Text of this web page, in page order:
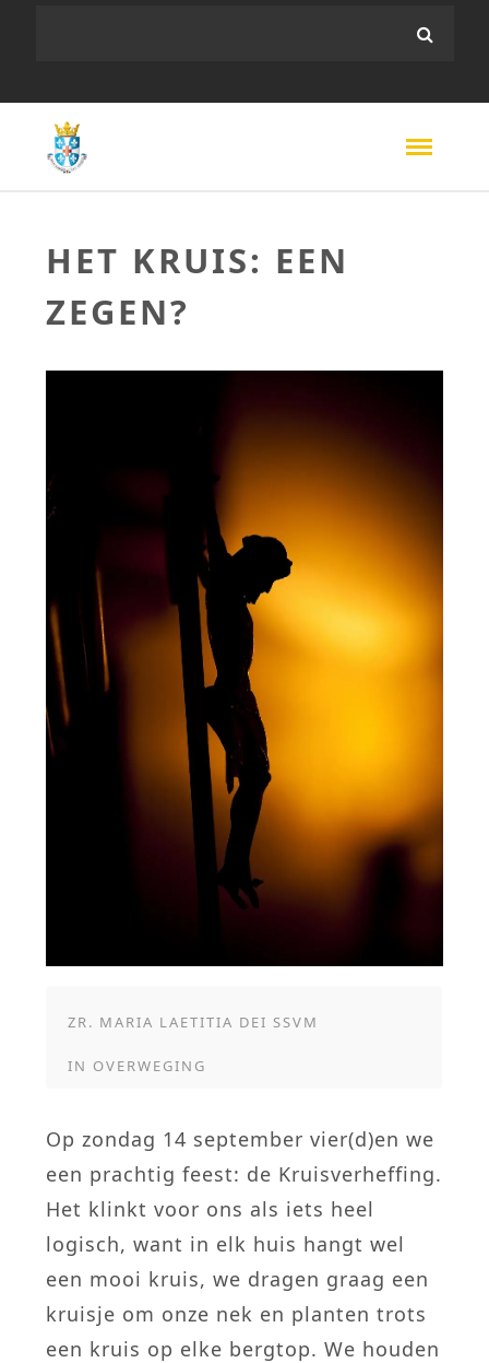
HET KRUIS: EEN
ZEGEN?
ZR. MARIA LAETITIA DEI SSVM
IN OVERWEGING
Op zondag 14 september vier(d)en we
een prachtig feest: de Kruisverheffing.
Het klinkt voor ons als iets heel
logisch, want in elk huis hangt wel
een mooi kruis, we dragen graag een
kruisje om onze nek en planten trots
een kruis op elke bergtop. We houden